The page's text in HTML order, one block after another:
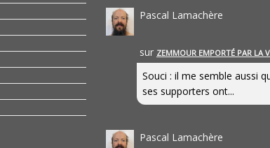
Pascal Lamachère
sur ZEMMOUR EMPORTÉ PAR LA
Souci : il me semble aussi
ses supporters ont...
Pascal Lamachère